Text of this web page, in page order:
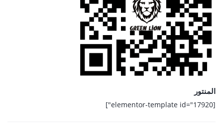
المنتور
[elementor-template id="17920"]